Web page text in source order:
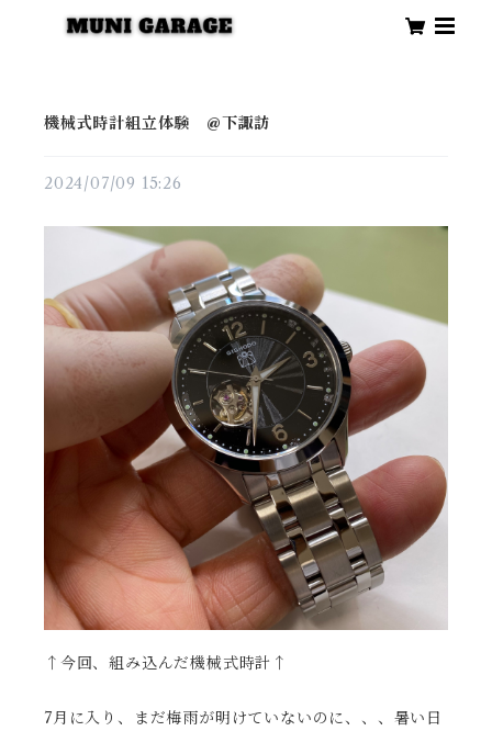
機械式時計組立体験 @下諏訪
2024/07/09 15:26
↑今回、組み込んだ機械式時計↑
7月に入り、まだ梅雨が明けていないのに、、、暑い日